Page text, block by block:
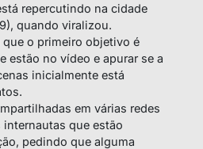
repercutindo na cidade
quando viralizou.
o primeiro objetivo é
estão no vídeo e apurar se a
inicialmente está
em várias redes
que estão
pedindo que alguma